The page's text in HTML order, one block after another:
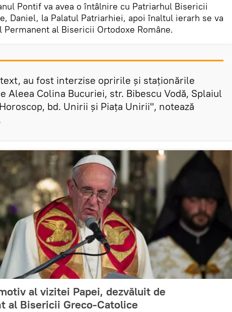
Pontif va avea o întâlnire cu Patriarhul Bisericii
Daniel, la Palatul Patriarhiei, apoi înaltul ierarh se va
al Bisericii Ortodoxe Române.
au fost interzise opririle şi staţionările
Aleea Colina Bucuriei, str. Bibescu Vodă, Splaiul
bd. Unirii şi Piaţa Unirii", notează
al vizitei Papei, dezvăluit de
al Bisericii Greco-Catolice